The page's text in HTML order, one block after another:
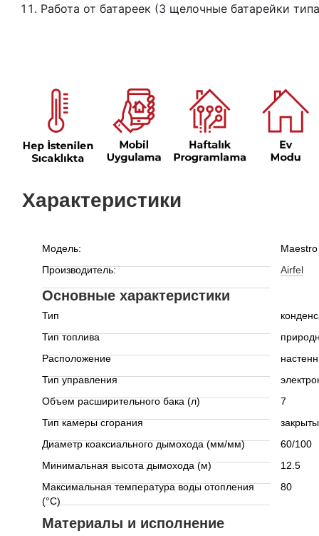
Работа от батареек (3 щелочные батарейки
Характеристики
Модель:
Производитель:
Airfel
Основные характеристики
Тип
Тип топлива
Расположение
Тип управления
Объем расширительного бака (л)
7
Тип камеры сгорания
Диаметр коаксиального дымохода (мм/мм)
60/100
Минимальная высота дымохода (м)
12.5
Максимальная температура воды отопления
(°C)
80
Материалы и исполнение